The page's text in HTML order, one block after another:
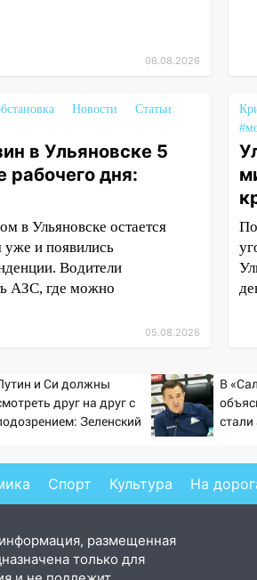
06.08.2026
Новости
Статьи
в Ульяновске 5
рабочего дня:
в Ульяновске остается
уже и появились
Водители
АЗС, где можно
05.08.2026
и Си должны
друг на друг с
Зеленский
В
стали
Спорт Культура На
размещенная
только для